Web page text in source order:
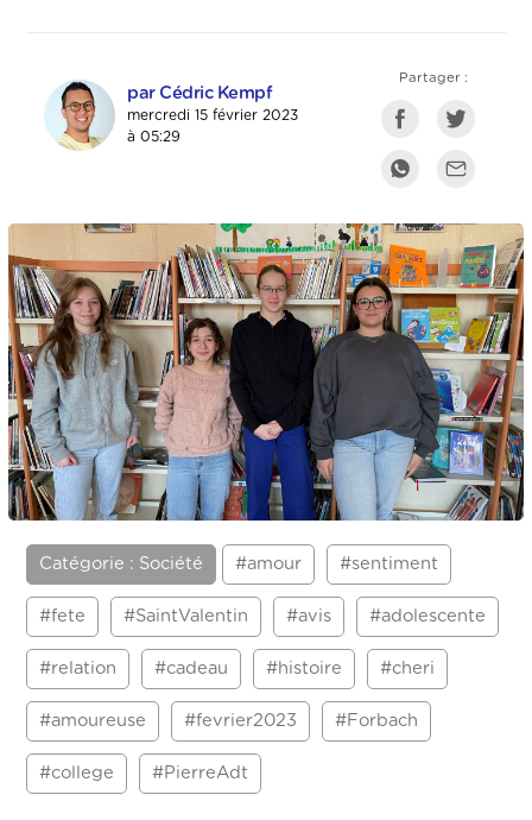
par Cédric Kempf
mercredi 15 février 2023
à 05:29
Partager :
Catégorie : Société #amour #sentiment
#fete #SaintValentin #avis #adolescente
#relation #cadeau #histoire #cheri
#amoureuse #fevrier2023 #Forbach
#college #PierreAdt